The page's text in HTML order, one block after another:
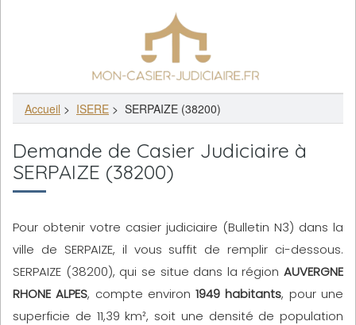
Accueil > ISERE > SERPAIZE (38200)
Demande de Casier Judiciaire à
SERPAIZE (38200)
Pour obtenir votre casier judiciaire (Bulletin N3) dans la
ville de SERPAIZE, il vous suffit de remplir ci-dessous.
SERPAIZE (38200), qui se situe dans la région AUVERGNE
RHONE ALPES, compte environ1949 habitants, pour une
superficie de 11,39 km², soit une densité de population